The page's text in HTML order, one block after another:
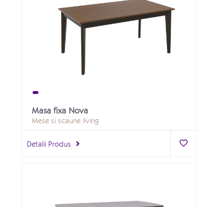
Masa fixa Nova
Mese si scaune living
Detalii Produs